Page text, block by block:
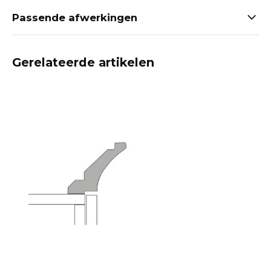
Passende afwerkingen
Gerelateerde artikelen